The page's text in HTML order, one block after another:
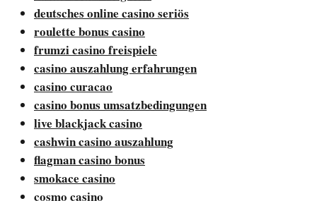
deutsches online casino seriös
roulette bonus casino
frumzi casino freispiele
casino auszahlung erfahrungen
casino curacao
casino bonus umsatzbedingungen
live blackjack casino
cashwin casino auszahlung
flagman casino bonus
smokace casino
cosmo casino